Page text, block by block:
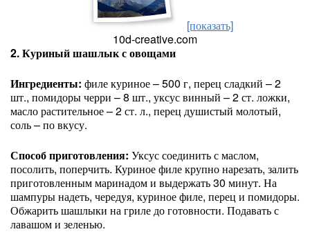
[показать]
10d-creative.com
2. Куриный шашлык с овощами
Ингредиенты: филе куриное – 500 г, перец сладкий – 2
шт., помидоры черри – 8 шт., уксус винный – 2 ст. ложки,
масло растительное – 2 ст. л., перец душистый молотый,
соль – по вкусу.
Способ приготовления: Уксус соединить с маслом,
посолить, поперчить. Куриное филе крупно нарезать, залить
приготовленным маринадом и выдержать 30 минут. На
шампуры надеть, чередуя, куриное филе, перец и помидоры.
Обжарить шашлыки на гриле до готовности. Подавать с
лавашом и зеленью.